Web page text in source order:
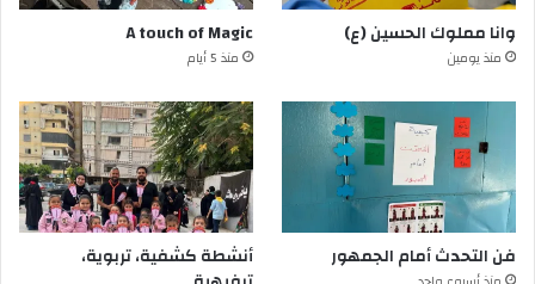
وانا مملوك الحسين (ع)
منذ يومين
A touch of Magic
منذ 5 أيام
فن التحدث أمام الجمهور
أنشطة كشفية، تربوية،